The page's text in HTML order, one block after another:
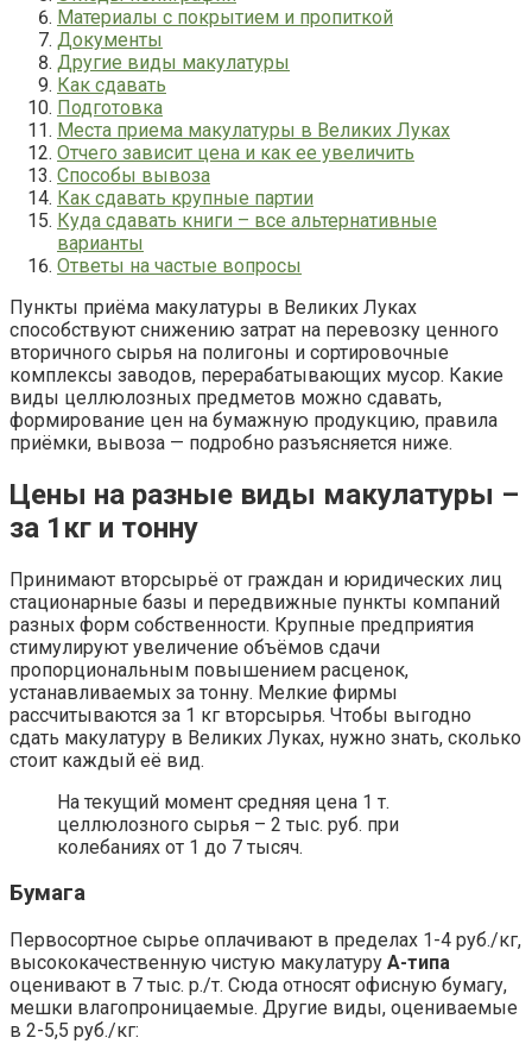
Материалы с покрытием и пропиткой
Документы
Другие виды макулатуры
Как сдавать
Подготовка
Места приема макулатуры в Великих Луках
Отчего зависит цена и как ее увеличить
Способы вывоза
Как сдавать крупные партии
Куда сдавать книги – все альтернативные
варианты
Ответы на частые вопросы
Пункты приёма макулатуры в Великих Луках
способствуют снижению затрат на перевозку ценного
вторичного сырья на полигоны и сортировочные
комплексы заводов, перерабатывающих мусор. Какие
виды целлюлозных предметов можно сдавать,
формирование цен на бумажную продукцию, правила
приёмки, вывоза — подробно разъясняется ниже.
Цены на разные виды макулатуры –
за 1кг и тонну
Принимают вторсырьё от граждан и юридических лиц
стационарные базы и передвижные пункты компаний
разных форм собственности. Крупные предприятия
стимулируют увеличение объёмов сдачи
пропорциональным повышением расценок,
устанавливаемых за тонну. Мелкие фирмы
рассчитываются за 1 кг вторсырья. Чтобы выгодно
сдать макулатуру в Великих Луках, нужно знать, сколько
стоит каждый её вид.
На текущий момент средняя цена 1 т.
целлюлозного сырья – 2 тыс. руб. при
колебаниях от 1 до 7 тысяч.
Бумага
Первосортное сырье оплачивают в пределах 1-4 руб./кг,
высококачественную чистую макулатуру А-типа
оценивают в 7 тыс. р./т. Сюда относят офисную бумагу,
мешки влагопроницаемые. Другие виды, оцениваемые
в 2-5,5 руб./кг: